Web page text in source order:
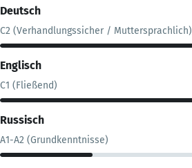
Deutsch
C2 (Verhandlungssicher / Muttersprachlich)
Englisch
C1 (Fließend)
Russisch
A1-A2 (Grundkenntnisse)